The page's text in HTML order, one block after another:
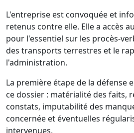
L'entreprise est convoquée et
retenus contre elle. Elle a accès
pour l'essentiel sur les procès-
des transports terrestres et le
l'administration.
La première étape de la défense
ce dossier : matérialité des faits,
constats, imputabilité des
concernée et éventuelles
intervenues.